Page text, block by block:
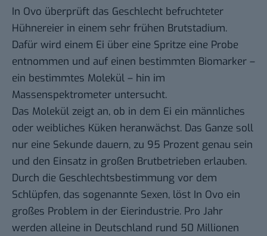
In Ovo überprüft das Geschlecht befruchteter
Hühnereier in einem sehr frühen Brutstadium.
Dafür wird einem Ei über eine Spritze eine Probe
entnommen und auf einen bestimmten Biomarker –
ein bestimmtes Molekül – hin im
Massenspektrometer untersucht.
Das Molekül zeigt an, ob in dem Ei ein männliches
oder weibliches Küken heranwächst. Das Ganze soll
nur eine Sekunde dauern, zu 95 Prozent genau sein
und den Einsatz in großen Brutbetrieben erlauben.
Durch die Geschlechtsbestimmung vor dem
Schlüpfen, das sogenannte Sexen, löst In Ovo ein
großes Problem in der Eierindustrie. Pro Jahr
werden alleine in Deutschland rund 50 Millionen